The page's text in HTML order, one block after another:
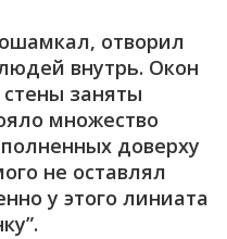
отворил
внутрь. Окон
заняты
множество
доверху
не оставлял
у этого линиата